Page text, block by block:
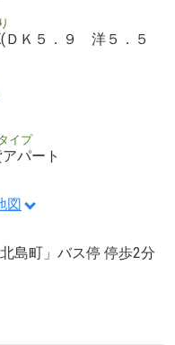
ＤＫ５．９ 洋５．５
イプ
パート
図
島町」バス停 停歩2分